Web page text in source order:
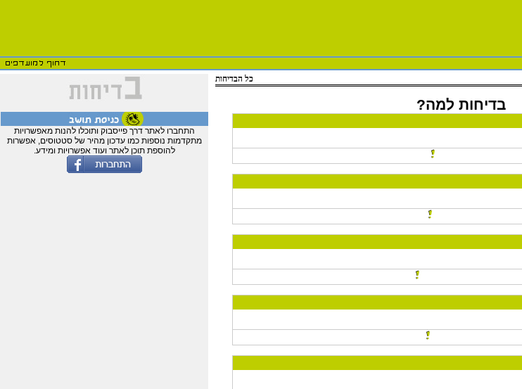
כל הבדיחות
בדיחות למה?
התחברו לאתר דרך פייסבוק ותוכלו להנות מאפשרויות
מתקדמות נוספות כמו עדכון מהיר של סטטוסים, אפשרות
להוספת תוכן לאתר ועוד אפשרויות ומידע.